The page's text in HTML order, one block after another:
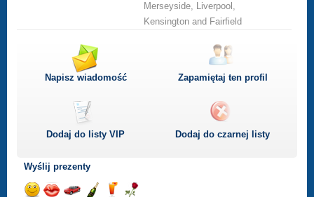
Merseyside, Liverpool,
Kensington and Fairfield
Napisz wiadomość Zapamiętaj ten profil
Dodaj do listyVIP Dodaj do czarnej listy
Wyślij prezenty